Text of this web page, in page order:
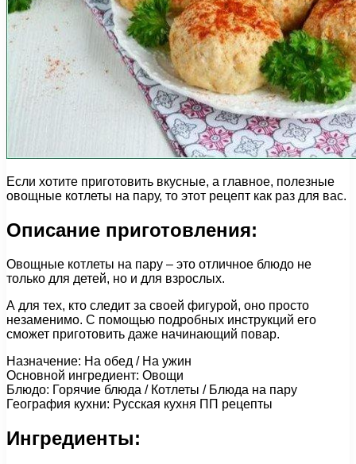
Если хотите приготовить вкусные, а главное, полезные
овощные котлеты на пару, то этот рецепт как раз для вас.
Описание приготовления:
Овощные котлеты на пару – это отличное блюдо не
только для детей, но и для взрослых.
А для тех, кто следит за своей фигурой, оно просто
незаменимо. С помощью подробных инструкций его
сможет приготовить даже начинающий повар.
Назначение: На обед / На ужин
Основной ингредиент: Овощи
Блюдо: Горячие блюда / Котлеты / Блюда на пару
География кухни: Русская кухня ПП рецепты
Ингредиенты: